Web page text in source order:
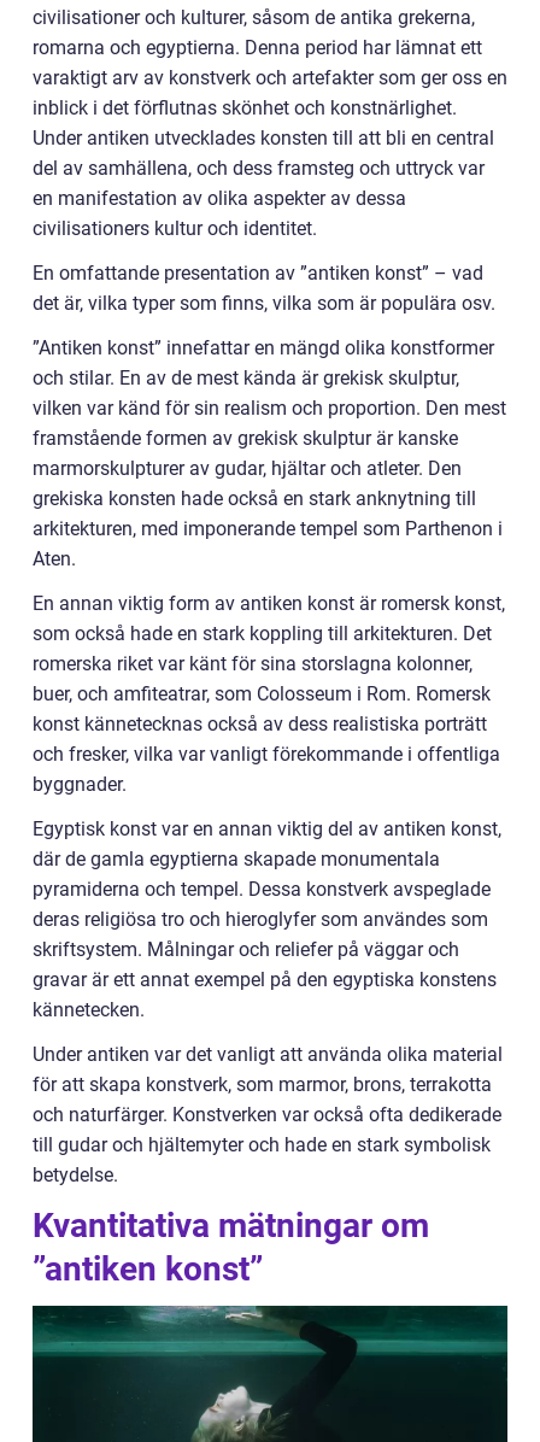
civilisationer och kulturer, såsom de antika grekerna,
romarna och egyptierna. Denna period har lämnat ett
varaktigt arv av konstverk och artefakter som ger oss en
inblick i det förflutnas skönhet och konstnärlighet.
Under antiken utvecklades konsten till att bli en central
del av samhällena, och dess framsteg och uttryck var
en manifestation av olika aspekter av dessa
civilisationers kultur och identitet.
En omfattande presentation av ”antiken konst” – vad
det är, vilka typer som finns, vilka som är populära osv.
”Antiken konst” innefattar en mängd olika konstformer
och stilar. En av de mest kända är grekisk skulptur,
vilken var känd för sin realism och proportion. Den mest
framstående formen av grekisk skulptur är kanske
marmorskulpturer av gudar, hjältar och atleter. Den
grekiska konsten hade också en stark anknytning till
arkitekturen, med imponerande tempel som Parthenon i
Aten.
En annan viktig form av antiken konst är romersk konst,
som också hade en stark koppling till arkitekturen. Det
romerska riket var känt för sina storslagna kolonner,
buer, och amfiteatrar, som Colosseum i Rom. Romersk
konst kännetecknas också av dess realistiska porträtt
och fresker, vilka var vanligt förekommande i offentliga
byggnader.
Egyptisk konst var en annan viktig del av antiken konst,
där de gamla egyptierna skapade monumentala
pyramiderna och tempel. Dessa konstverk avspeglade
deras religiösa tro och hieroglyfer som användes som
skriftsystem. Målningar och reliefer på väggar och
gravar är ett annat exempel på den egyptiska konstens
kännetecken.
Under antiken var det vanligt att använda olika material
för att skapa konstverk, som marmor, brons, terrakotta
och naturfärger. Konstverken var också ofta dedikerade
till gudar och hjältemyter och hade en stark symbolisk
betydelse.
Kvantitativa mätningar om
”antiken konst”